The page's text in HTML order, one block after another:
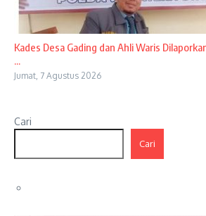
Kades Desa Gading dan Ahli Waris
...
Jumat, 7 Agustus 2026
Cari
Cari